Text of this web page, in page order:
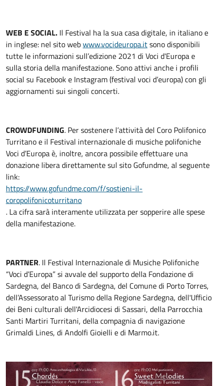
WEB E SOCIAL. Il Festival ha la sua casa digitale, in italiano e
in inglese: nel sito webwww.vocideuropa.itsono disponibili
tutte le informazioni sull’edizione 2021 di Voci d'Europa e
sulla storia della manifestazione. Sono attivi anche i profili
social su Facebook e Instagram (festival voci d’europa) con gli
aggiornamenti sui singoli concerti.
CROWDFUNDING. Per sostenere l’attività del Coro Polifonico
Turritano e il Festival internazionale di musiche polifoniche
Voci d’Europa è, inoltre, ancora possibile effettuare una
donazione libera direttamente sul sito Gofundme, al seguente
link:
https://www.gofundme.com/f/sostieni-il-
coropolifonicoturritano
. La cifra sarà interamente utilizzata per sopperire alle spese
della manifestazione.
PARTNER. Il Festival Internazionale di Musiche Polifoniche
“Voci d’Europa” si avvale del supporto della Fondazione di
Sardegna, del Banco di Sardegna, del Comune di Porto Torres,
dell’Assessorato al Turismo della Regione Sardegna, dell'Ufficio
dei Beni culturali dell'Arcidiocesi di Sassari, della Parrocchia
Santi Martiri Turritani, della compagnia di navigazione
Grimaldi Lines, di Andolfi Gioielli e di Marmo.it.